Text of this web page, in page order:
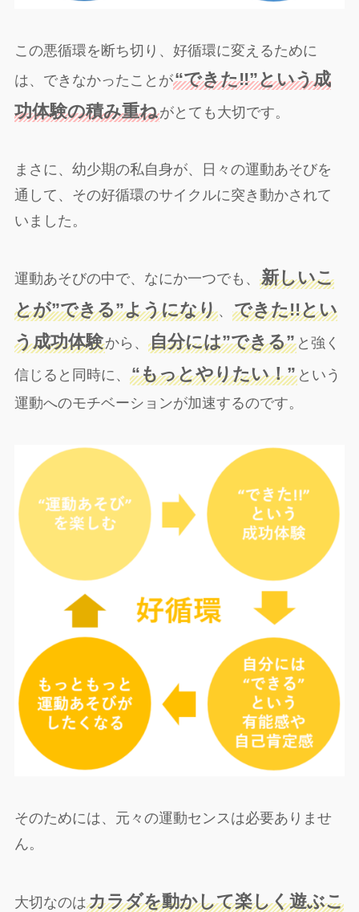
この悪循環を断ち切り、好循環に変えるために
は、できなかったことが“できた‼”という成
功体験の積み重ねがとても大切です。
まさに、幼少期の私自身が、日々の運動あそびを
通して、その好循環のサイクルに突き動かされて
いました。
運動あそびの中で、なにか一つでも、 新しいこ
とが”できる”ようになり、 できた!!とい
う成功体験から、 自分には”できる”と強く
信じると同時に、 “もっとやりたい！”という
運動へのモチベーションが加速するのです。
そのためには、元々の運動センスは必要ありませ
ん。
大切なのはカラダを動かして楽しく遊ぶこ